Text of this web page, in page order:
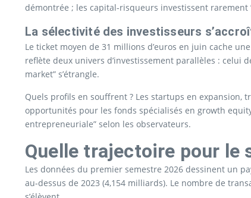
démontrée ; les capital-risqueurs investissent rarement
La sélectivité des investisseurs
Le ticket moyen de 31 millions d’euros en juin cache
reflète deux univers d’investissement parallèles : celui
market” s’étrangle.
Quels profils en souffrent ? Les startups en expansion,
opportunités pour les fonds spécialisés en growth
entrepreneuriale” selon les observateurs.
Quelle trajectoire pour le
Les données du premier semestre 2026 dessinent un
au-dessus de 2023 (4,154 milliards). Le nombre de